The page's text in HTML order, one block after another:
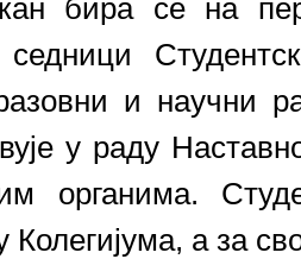
бира се на
седници
и научни
у раду
органима.
Колегијума, а за